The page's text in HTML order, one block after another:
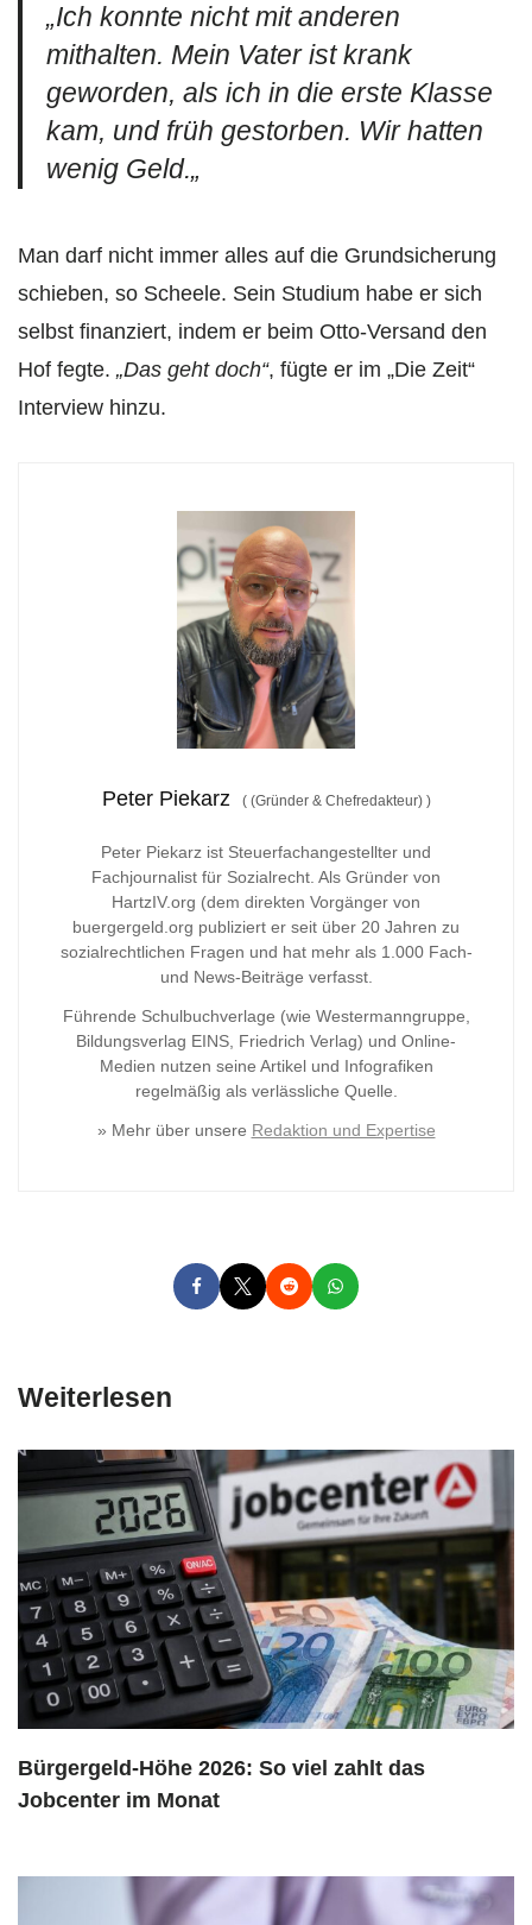
„Ich konnte nicht mit anderen
mithalten. Mein Vater ist krank
geworden, als ich in die erste Klasse
kam, und früh gestorben. Wir hatten
wenig Geld.„
Man darf nicht immer alles auf die Grundsicherung
schieben, so Scheele. Sein Studium habe er sich
selbst finanziert, indem er beim Otto-Versand den
Hof fegte. „Das geht doch“, fügte er im „Die Zeit“
Interview hinzu.
Peter Piekarz ((Gründer & Chefredakteur) )
Peter Piekarz ist Steuerfachangestellter und
Fachjournalist für Sozialrecht. Als Gründer von
HartzIV.org (dem direkten Vorgänger von
buergergeld.org publiziert er seit über 20 Jahren zu
sozialrechtlichen Fragen und hat mehr als 1.000 Fach-
und News-Beiträge verfasst.
Führende Schulbuchverlage (wie Westermanngruppe,
Bildungsverlag EINS, Friedrich Verlag) und Online-
Medien nutzen seine Artikel und Infografiken
regelmäßig als verlässliche Quelle.
» Mehr über unsere Redaktion und Expertise
Weiterlesen
Bürgergeld-Höhe 2026: So viel zahlt das
Jobcenter im Monat